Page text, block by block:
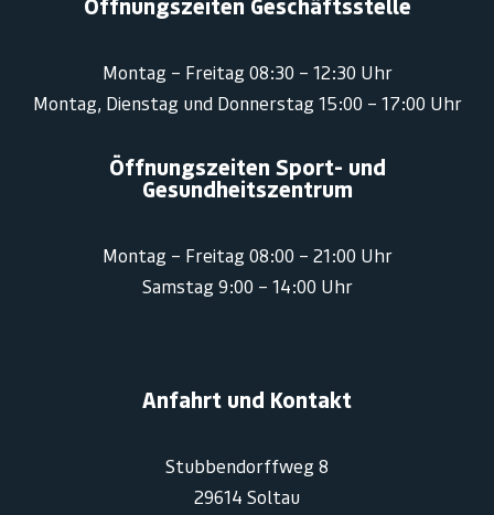
Öffnungszeiten Geschäftsstelle
Montag – Freitag 08:30 – 12:30 Uhr
Montag, Dienstag und Donnerstag 15:00 – 17:00 Uhr
Öffnungszeiten Sport- und
Gesundheitszentrum
Montag – Freitag 08:00 – 21:00 Uhr
Samstag 9:00 – 14:00 Uhr
Anfahrt und Kontakt
Stubbendorffweg 8
29614 Soltau